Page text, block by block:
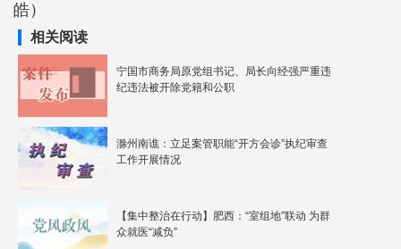
皓）
相关阅读
宁国市商务局原党组书记、局长向经强严重违
纪违法被开除党籍和公职
滁州南谯：立足案管职能“开方会诊”执纪审查
工作开展情况
【集中整治在行动】肥西：“室组地”联动 为群
众就医“减负”